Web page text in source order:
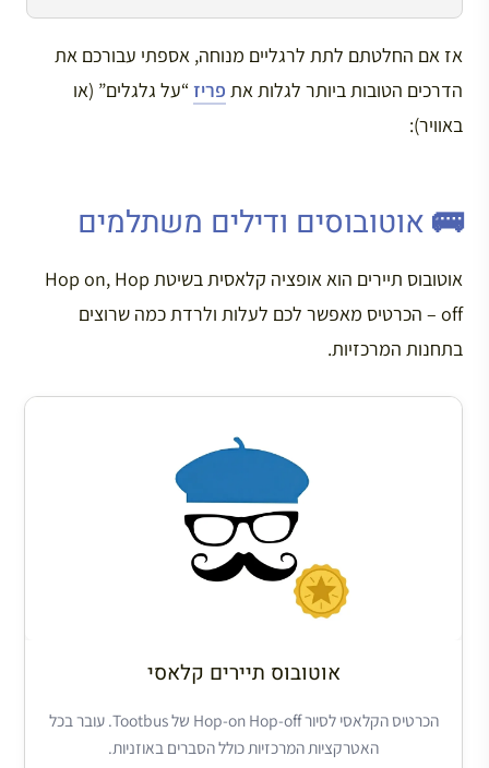
אז אם החלטתם לתת לרגליים מנוחה, אספתי עבורכם את
הדרכים הטובות ביותר לגלות את פריז “על גלגלים” (או
באוויר):
🚌 אוטובוסים ודילים משתלמים
אוטובוס תיירים הוא אופציה קלאסית בשיטת Hop on, Hop
off – הכרטיס מאפשר לכם לעלות ולרדת כמה שרוצים
בתחנות המרכזיות.
אוטובוס תיירים קלאסי
הכרטיס הקלאסי לסיור Hop-on Hop-off של Tootbus. עובר בכל
האטרקציות המרכזיות כולל הסברים באוזניות.